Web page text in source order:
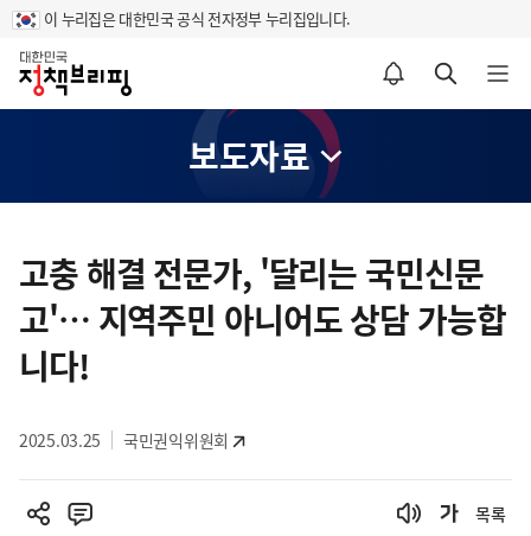
이 누리집은 대한민국 공식 전자정부 누리집입니다.
홈
알림설정 바로가기 검색 바로가기 메뉴 열기
보도자료
텐
츠
영
역
고충 해결 전문가, '달리는 국민신문
고'… 지역주민 아니어도 상담 가능합
니다!
2025.03.25 국민권익위원회
목록